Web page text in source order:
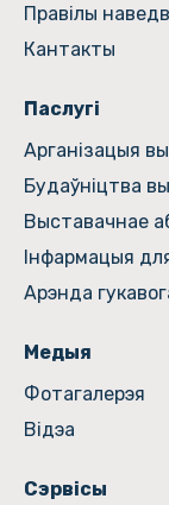
Правілы
Кантакты
Паслугі
Арганізацыя
Будаўніцтва
Выставачнае
Інфармацыя
Арэнда
Медыя
Фотагалерэя
Відэа
Сэрвісы